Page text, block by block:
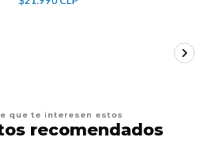
que te interesen estos
recomendados